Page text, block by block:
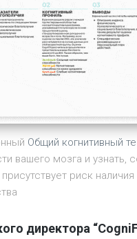
Общий когнитивный
вашего мозга и узнать,
риск
директора